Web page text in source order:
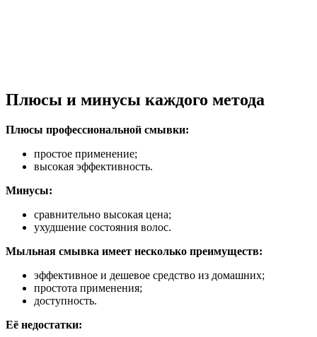
Плюсы и минусы каждого метода
Плюсы профессиональной смывки:
простое применение;
высокая эффективность.
Минусы:
сравнительно высокая цена;
ухудшение состояния волос.
Мыльная смывка имеет несколько преимуществ:
эффективное и дешевое средство из домашних;
простота применения;
доступность.
Её недостатки: